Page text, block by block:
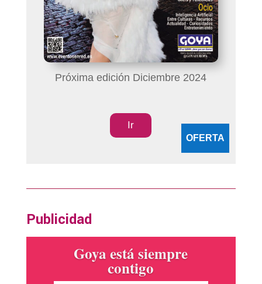
Próxima edición Diciembre 2024
Ir
OFERTA
Publicidad
Goya está siempre
contigo